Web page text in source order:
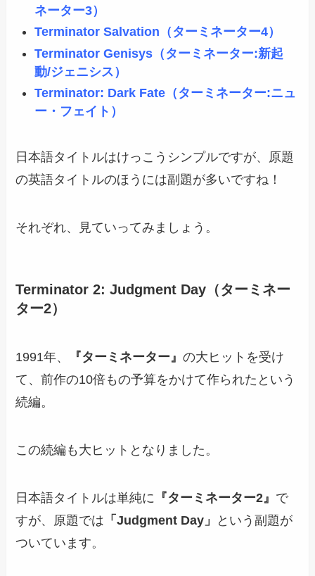
ネーター3）
Terminator Salvation（ターミネーター4）
Terminator Genisys（ターミネーター:新起
動/ジェニシス）
Terminator: Dark Fate（ターミネーター:ニュ
ー・フェイト）
日本語タイトルはけっこうシンプルですが、原題
の英語タイトルのほうには副題が多いですね！
それぞれ、見ていってみましょう。
Terminator 2: Judgment Day（ターミネー
ター2）
1991年、 『ターミネーター』の大ヒットを受け
て、前作の10倍もの予算をかけて作られたという
続編。
この続編も大ヒットとなりました。
日本語タイトルは単純に 『ターミネーター2』 で
すが、原題では 「Judgment Day」
という副題が
ついています。